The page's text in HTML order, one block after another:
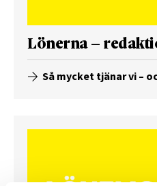
Lönerna –
Så mycket tjänar vi –